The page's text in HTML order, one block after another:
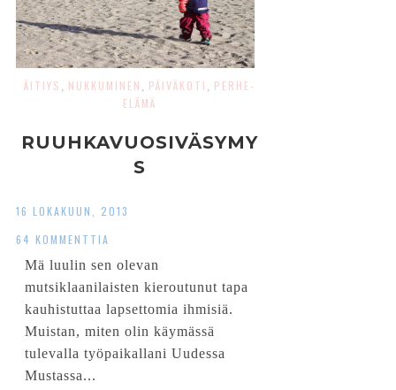
ÄITIYS NUKKUMINEN PÄIVÄKOTI
PERHE-
ELÄMÄ
RUUHKAVUOSIVÄSYMY
S
16 LOKAKUUN, 2013
64 KOMMENTTIA
Mä luulin sen olevan
mutsiklaanilaisten kieroutunut tapa
kauhistuttaa lapsettomia ihmisiä.
Muistan, miten olin käymässä
tulevalla työpaikallani Uudessa
Mustassa...